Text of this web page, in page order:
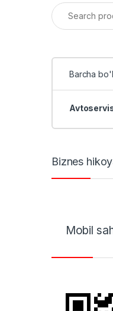
Search for:
Barcha
Biznes
Mobil